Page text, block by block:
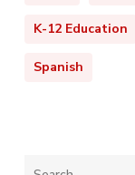
K-12 Education
Spanish